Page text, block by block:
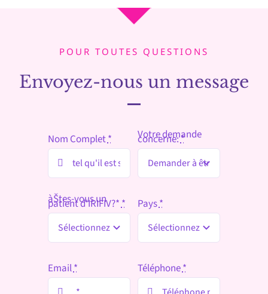
POUR TOUTES QUESTIONS
Envoyez-nous un message
Nom Complet* Votre demande
concerne:*
àŠtes-vous un
patient d'IRIFIV?** Pays*
Email* Téléphone*